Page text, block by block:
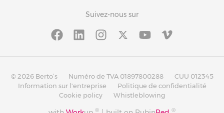
Suivez-nous sur
© 2026 Berto’s Numéro de TVA 01897800288
CUU 012345
Information sur l'entreprise
Politique de confidentialité
Cookie policy
Whistleblowing
® ®